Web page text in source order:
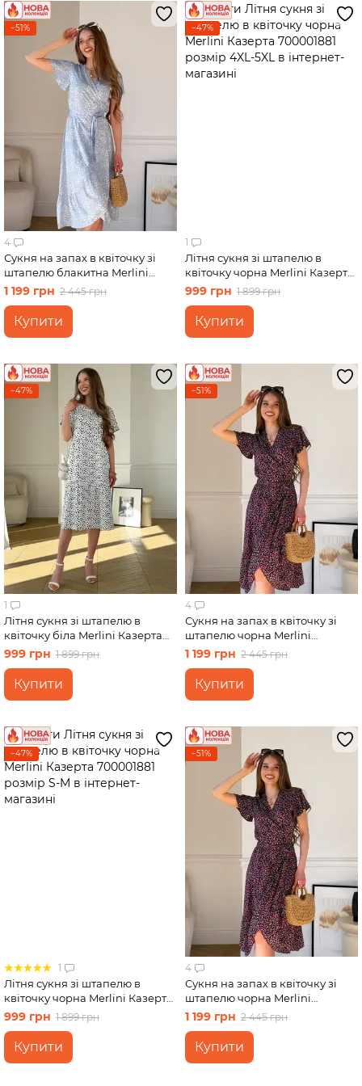
−51%
4
Сукня на запах в квіточку зі
штапелю блакитна Merlini
Віченца 700002202 розмір
2XL-3XL
1 199 грн 2 445 грн
Купити
−47%
1
Літня сукня зі штапелю в
квіточку чорна Merlini Казерта
700001881 розмір 4XL-5XL
999 грн 1 899 грн
Купити
−47%
1
Літня сукня зі штапелю в
квіточку біла Merlini Казерта
700001883 розмір L-XL
999 грн 1 899 грн
Купити
−51%
4
Сукня на запах в квіточку зі
штапелю чорна Merlini
Віченца 700002204 розмір S-M
1 199 грн 2 445 грн
Купити
−47%
1
Літня сукня зі штапелю в
квіточку чорна Merlini Казерта
700001881 розмір S-M
999 грн 1 899 грн
Купити
−51%
4
Сукня на запах в квіточку зі
штапелю чорна Merlini
Віченца 700002204 розмір L-
1 199 грн 2 445 грн
Купити